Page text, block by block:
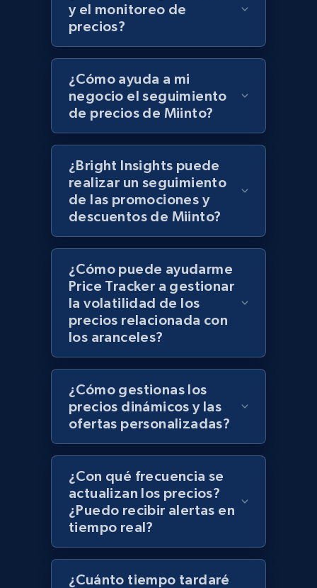
URL, Product id, Title, Product description,
Rating, Reviews count, Initial price, Discount,
and more.
1.3K+ 175+ Comenzar ahora
Zara - Products
Category id, Product id, Product name, Price,
Currency, Colour code, Colour, Description, and
Zara - Products - discovery by category url
1.2K+ Comenzar ahora
Best Buy products
URL, Product id, Title, Images, Final price,
Currency, Discount, Initial price, and more.
1.1K+ 149+ Comenzar ahora
y el monitoreo de
precios?
¿Cómo ayuda a mi
negocio el seguimiento
de precios de Miinto?
¿Bright Insights puede
realizar un seguimiento
de las promociones y
descuentos de Miinto?
¿Cómo puede ayudarme
Price Tracker a gestionar
la volatilidad de los
precios relacionada con
los aranceles?
¿Cómo gestionas los
precios dinámicos y las
ofertas personalizadas?
¿Con qué frecuencia se
actualizan los precios?
¿Puedo recibir alertas en
tiempo real?
¿Cuánto tiempo tardaré